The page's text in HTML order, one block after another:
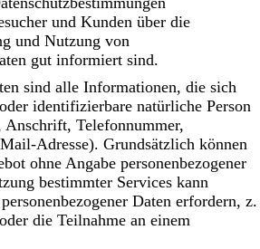
und Kunden über die
und Nutzung von
gut informiert sind.
sind alle Informationen, die sich
identifizierbare natürliche Person
Telefonnummer,
Adresse). Grundsätzlich können
ohne Angabe personenbezogener
bestimmter Services kann
Daten erfordern, z.
die Teilnahme an einem